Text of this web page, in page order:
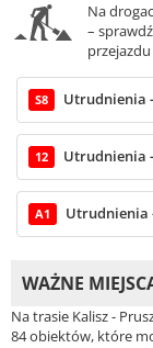
Na
–
S8 Utrudnienia
12 Utrudnienia
A1 Utrudnienia
WAŻNE
Na trasie Kalisz -
84 obiektów, które